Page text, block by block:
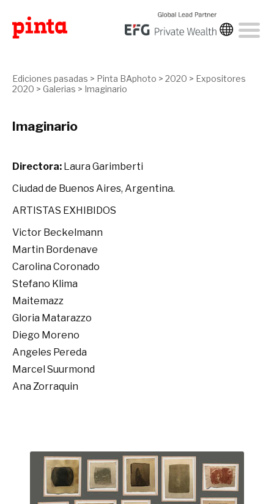
Ediciones pasadas > Pinta BAphoto > 2020 > Expositores
2020 > Galerias > Imaginario
Imaginario
Directora: Laura Garimberti
Ciudad de Buenos Aires, Argentina.
ARTISTAS EXHIBIDOS
Victor Beckelmann
Martin Bordenave
Carolina Coronado
Stefano Klima
Maitemazz
Gloria Matarazzo
Diego Moreno
Angeles Pereda
Marcel Suurmond
Ana Zorraquin